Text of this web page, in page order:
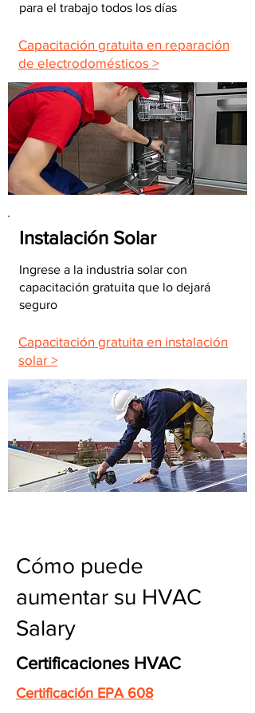
para el trabajo todos los días
Capacitación gratuita en reparación
de electrodomésticos >
Instalación Solar
Ingrese a la industria solar con
capacitación gratuita que lo dejará
seguro
Capacitación gratuita en instalación
solar >
Cómo puede
aumentar su HVAC
Salary
Certificaciones HVAC
Certificación EPA 608